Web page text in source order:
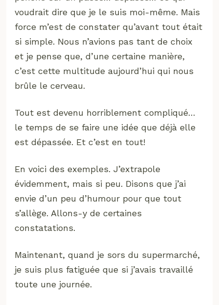
voudrait dire que je le suis moi-même. Mais
force m’est de constater qu’avant tout était
si simple. Nous n’avions pas tant de choix
et je pense que, d’une certaine manière,
c’est cette multitude aujourd’hui qui nous
brûle le cerveau.
Tout est devenu horriblement compliqué…
le temps de se faire une idée que déjà elle
est dépassée. Et c’est en tout!
En voici des exemples. J’extrapole
évidemment, mais si peu. Disons que j’ai
envie d’un peu d’humour pour que tout
s’allège. Allons-y de certaines
constatations.
Maintenant, quand je sors du supermarché,
je suis plus fatiguée que si j’avais travaillé
toute une journée.